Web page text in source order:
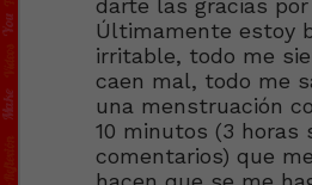
darte las gracias
Últimamente estoy
irritable, todo me
caen mal, todo me
una menstruación
10 minutos (3 horas
comentarios) que